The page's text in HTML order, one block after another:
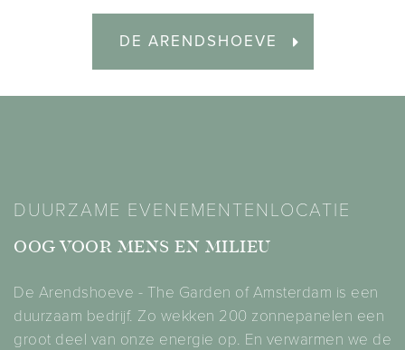
DE ARENDSHOEVE
DUURZAME EVENEMENTENLOCATIE
OOG VOOR MENS EN MILIEU
De Arendshoeve - The Garden of Amsterdam is een
duurzaam bedrijf. Zo wekken 200 zonnepanelen een
groot deel van onze energie op. En verwarmen we de